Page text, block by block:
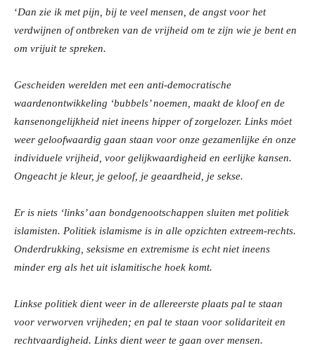
‘Dan zie ik met pijn, bij te veel mensen, de angst voor het
verdwijnen of ontbreken van de vrijheid om te zijn wie je bent en
om vrijuit te spreken.
Gescheiden werelden met een anti-democratische
waardenontwikkeling ‘bubbels’ noemen, maakt de kloof en de
kansenongelijkheid niet ineens hipper of zorgelozer. Links móet
weer geloofwaardig gaan staan voor onze gezamenlijke én onze
individuele vrijheid, voor gelijkwaardigheid en eerlijke kansen.
Ongeacht je kleur, je geloof, je geaardheid, je sekse.
Er is niets ‘links’ aan bondgenootschappen sluiten met politiek
islamisten. Politiek islamisme is in alle opzichten extreem-rechts.
Onderdrukking, seksisme en extremisme is echt niet ineens
minder erg als het uit islamitische hoek komt.
Linkse politiek dient weer in de allereerste plaats pal te staan
voor verworven vrijheden; en pal te staan voor solidariteit en
rechtvaardigheid. Links dient weer te gaan over mensen.